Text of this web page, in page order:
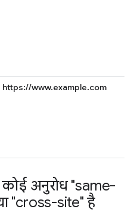
https://www.example.com
अनुरोध "same-
"cross-site" है